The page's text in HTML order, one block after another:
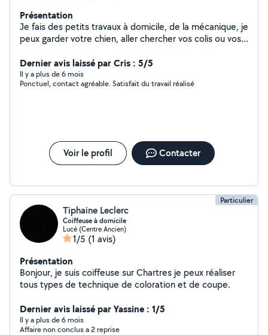
Présentation
Je fais des petits travaux à domicile, de la mécanique, je
peux garder votre chien, aller chercher vos colis ou vos
Dernier avis laissé par Cris : 5/5
Il y a plus de 6 mois
Ponctuel, contact agréable. Satisfait du travail réalisé
Voir le profil Contacter
Particulier
Tiphaine Leclerc
Coiffeuse à domicile
Lucé (Centre Ancien)
1/5 (1 avis)
Présentation
Bonjour, je suis coiffeuse sur Chartres je peux réaliser
tous types de technique de coloration et de coupe.
Dernier avis laissé par Yassine : 1/5
Il y a plus de 6 mois
Affaire non conclus a 2 reprise